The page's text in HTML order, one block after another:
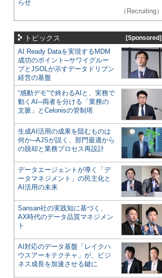
らせ
（Recruiting）
トピックス [Sponsored]
AI Ready Dataを実現するMDM
成功のポイント─サワイグルー
プとJSOLが示すデータドリブン
経営の基盤
“感動デモ”で終わるAIと、実務で
動くAI─両者を分ける「業務の
文脈」とCelonisの管制塔
生成AI活用の成果を阻むものは
何か─AJSが説く、部門最適から
の脱却と業務プロセス再設計
データエージェントが導く「デ
ータマネジメント」の民主化と
AI活用の未来
Sansan社の実践知に基づく、
AX時代のデータ品質マネジメン
ト
AI対応のデータ基盤「レイクハ
ウスアーキテクチャ」が、ビジ
ネス成長を加速させる鍵に